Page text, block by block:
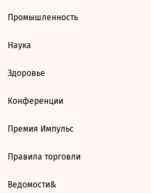
Промышленность
Наука
Здоровье
Конференции
Премия Импульс
Правила торговли
Ведомости&